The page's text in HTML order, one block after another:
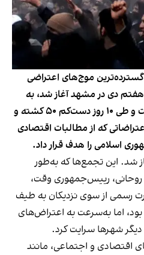
۱۳۹۶ یکی از گسترده‌ترین موج‌های اعتراضی
هفتم دی در مشهد آغاز شد، به
بیش از ۱۶۰ شهر گسترش یافت و طی ۱۰ روز دست‌کم ۵۰ کشته و
که از مطالبات اقتصادی
اسلامی را هدف قرار داد.
مشهد آغاز شد. این تجمع‌ها که به‌طور
رییس‌جمهوری وقت،
رسمی از سوی نزدیکان به طیف
اما به‌سرعت به اعتراض‌های
شهرها سرایت کرد.
اقتصادی و اجتماعی، مانند